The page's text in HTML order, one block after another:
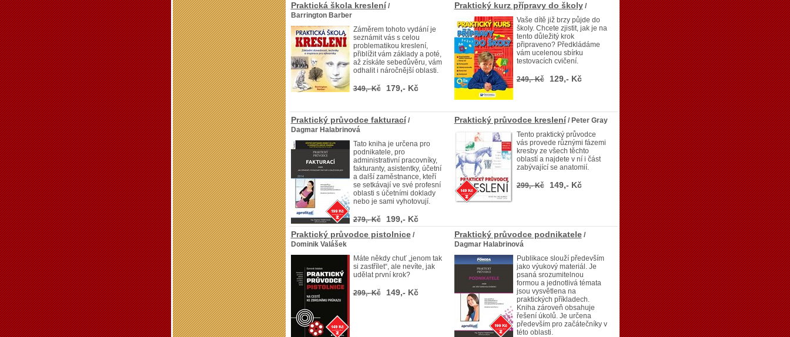
Praktická škola kreslení /
Barrington Barber
Záměrem tohoto vydání je
seznámit vás s celou
problematikou kreslení,
přiblížit vám základy a poté,
až získáte sebedůvěru, vám
odhalit i náročnější oblasti.
349,- Kč 179,- Kč
Praktický kurz přípravy do školy/
Vaše dítě již brzy půjde do
školy. Chcete zjistit, jak je na
tento důležitý krok
připraveno? Předkládáme
vám ucelenou sbírku
testovacích cvičení.
249,- Kč 129,- Kč
Praktický průvodce fakturací /
Dagmar Halabrinová
Tato kniha je určena pro
podnikatele, pro
administrativní pracovníky,
fakturanty, asistentky, účetní
a další zaměstnance, kteří
se setkávají ve své profesní
oblasti s účetními doklady
nebo je sami vyhotovují.
279,- Kč 199,- Kč
Praktický průvodce kreslení / Peter Gray
Tento praktický průvodce
vás provede různými fázemi
kresby ze všech těchto
oblastí a najdete v ní i část
zabývající se anatomií.
299,- Kč 149,- Kč
Praktický průvodce pistolnice/
Dominik Valášek
Máte někdy chuť „jenom tak
si zastřílet“, ale nevíte, jak
udělat první krok?
299,- Kč 149,- Kč
Praktický průvodce podnikatele/
Dagmar Halabrinová
Publikace slouží především
jako výukový materiál. Je
psaná srozumitelnou
formou a jednotlivá témata
jsou vysvětlena na
praktických příkladech.
Kniha zároveň obsahuje
řešení úkolů. Je určena
především pro začátečníky v
této oblasti.